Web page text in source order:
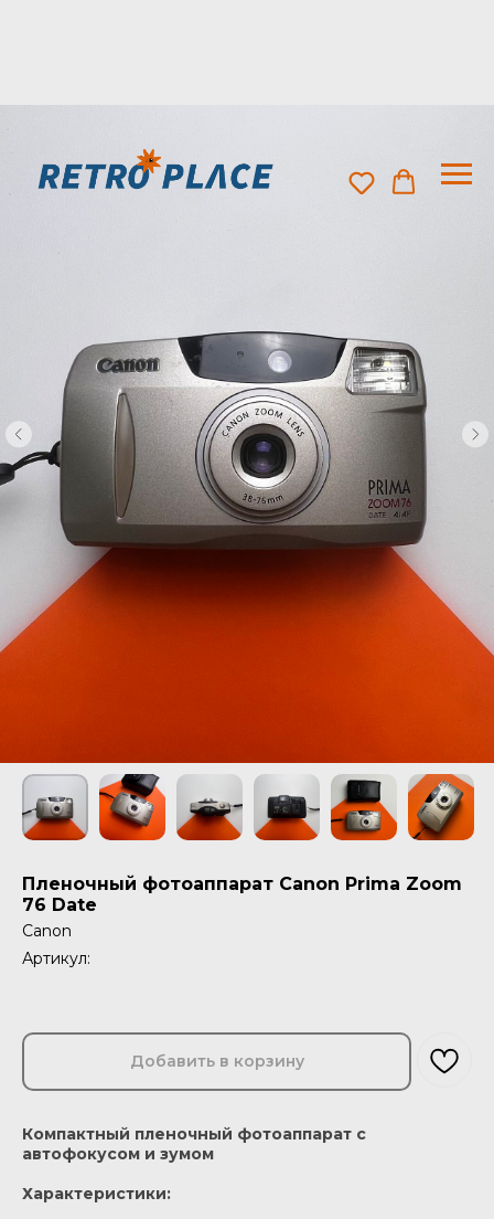
Пленочный фотоаппарат Canon Prima Zoom
76 Date
Canon
Артикул:
Добавить в корзину
Компактный пленочный фотоаппарат с
автофокусом и зумом
Характеристики: